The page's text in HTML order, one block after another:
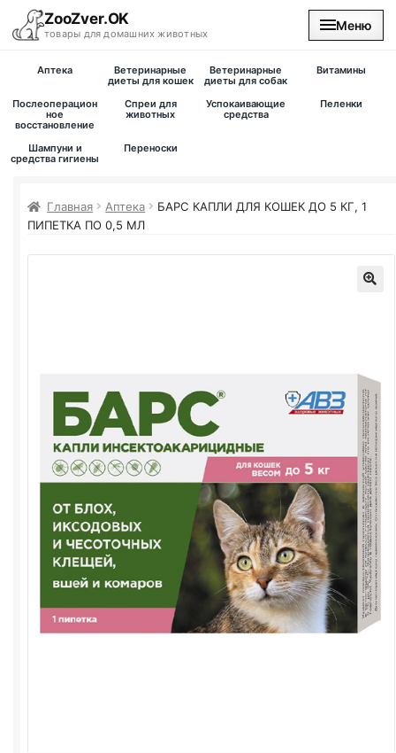
ZooZver.OK
товары для домашних животных
Меню
Каталог
Вакансии
Аптека
Ветеринарные
диеты для кошек
Ветеринарные
диеты для собак
Витамины
Послеоперацион
ное
восстановление
Спреи для
животных
Успокаивающие
средства
Пеленки
Шампуни и
средства гигиены
Переноски
Главная Аптека
БАРС КАПЛИ ДЛЯ КОШЕК ДО 5 КГ, 1
ПИПЕТКА ПО 0,5 МЛ